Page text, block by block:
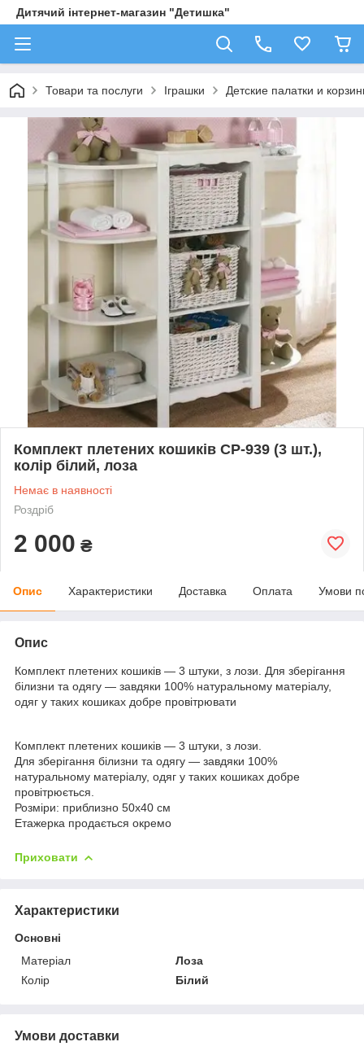
Дитячий інтернет-магазин "Детишка"
Товари та послуги Іграшки Детские палатки и
Комплект плетених кошиків CP-939 (3 шт.),
колір білий, лоза
Немає в наявності
Роздріб
2 000 ₴
Опис Характеристики Доставка Оплата Умови
Опис
Комплект плетених кошиків — 3 штуки, з лози. Для зберігання
білизни та одягу — завдяки 100% натуральному матеріалу,
одяг у таких кошиках добре провітрювати
Комплект плетених кошиків — 3 штуки, з лози.
Для зберігання білизни та одягу — завдяки 100%
натуральному матеріалу, одяг у таких кошиках добре
провітрюється.
Розміри: приблизно 50х40 см
Етажерка продається окремо
Приховати
Характеристики
Основні
Матеріал
Лоза
Колір
Білий
Умови доставки